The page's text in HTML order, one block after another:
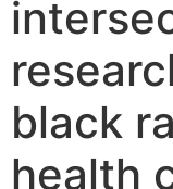
black
health